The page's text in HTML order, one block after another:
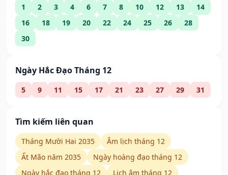
1 2 3 4 6 7 8 10 12 13
14
16
18 19 20 22 24 25 26
28
30
Ngày Hắc Đạo Tháng 12
5 9 11 15 17 21 23 27 29 31
Tìm kiếm liên quan
Tháng Mười Hai 2035
Âm lịch tháng 12
Ất Mão năm 2035
Ngày hoàng đạo tháng 12
Ngày hắc đạo tháng 12
Lịch âm tháng 12